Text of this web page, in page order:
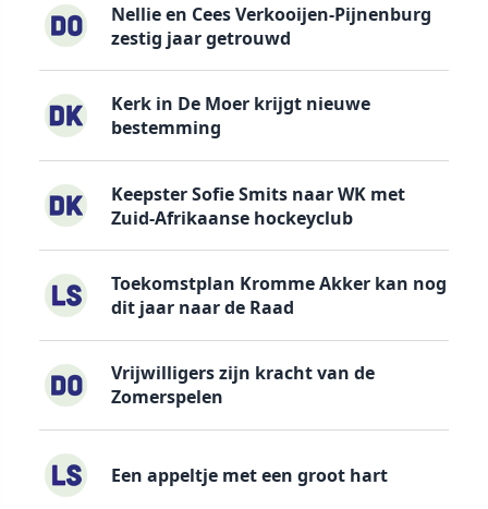
Nellie en Cees Verkooijen-Pijnenburg
zestig jaar getrouwd
Kerk in De Moer krijgt nieuwe
bestemming
Keepster Sofie Smits naar WK met
Zuid-Afrikaanse hockeyclub
Toekomstplan Kromme Akker kan nog
dit jaar naar de Raad
Vrijwilligers zijn kracht van de
Zomerspelen
Een appeltje met een groot hart